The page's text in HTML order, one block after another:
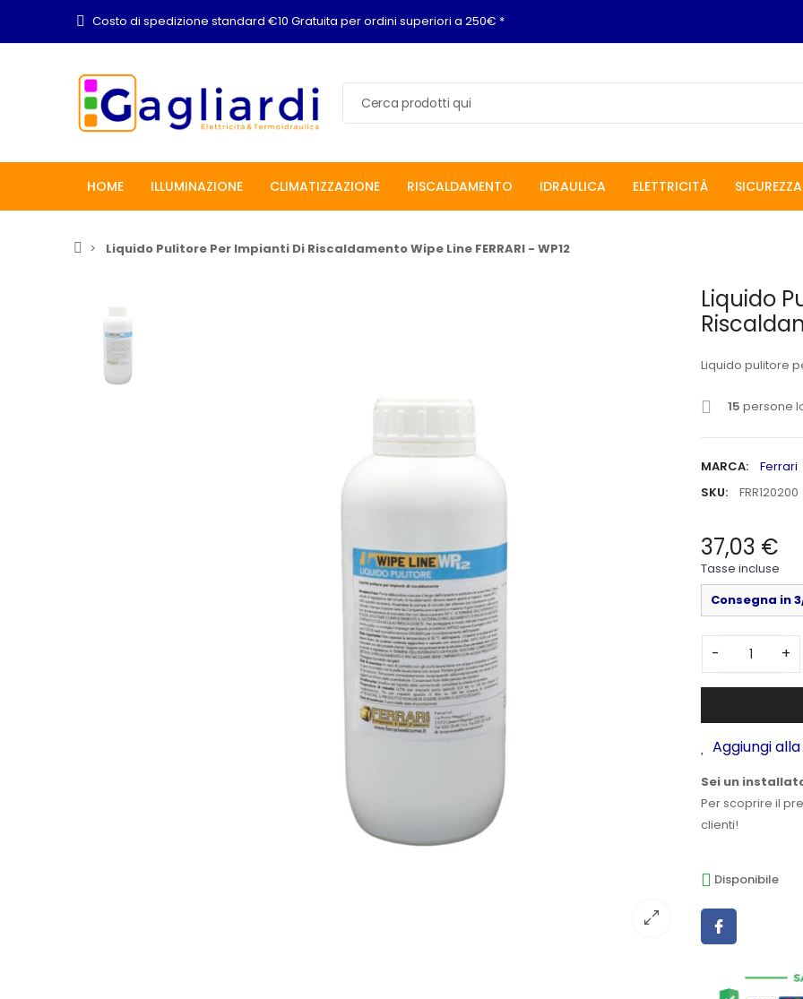
Costo di spedizione standard €10 Gratuita per ordini superiori a 250€ *
HOME ILLUMINAZIONE CLIMATIZZAZIONE RISCALDAMENTO IDRAULICA ELETTRICITÀ SICUREZZA
Liquido Pulitore Per Impianti Di Riscaldamento Wipe Line FERRARI - WP12
Liquido
Liquido pulitore
15 persone
MARCA:
Ferrari
SKU:
FRR120200
37,03 €
Tasse incluse
Consegna in
- +
Aggiungi
Sei un
Per scoprire il
clienti!
Disponibile